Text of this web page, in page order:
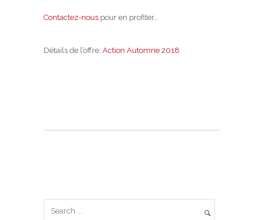
Contactez-nous pour en profiter…
Détails de l’offre: Action Automne 2018